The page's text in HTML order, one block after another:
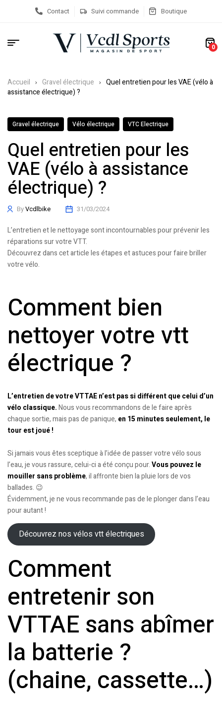
Contact Suivi commande Boutique
0
Accueil Gravel électrique
Quel entretien pour les VAE (vélo à
assistance électrique) ?
Gravel électrique Vélo électrique VTC Electrique
Quel entretien pour les
VAE (vélo à assistance
électrique) ?
ByVcdlbike 31/03/2024
L’entretien et le nettoyage sont incontournables pour prévenir les
réparations sur votre VTT.
Découvrez dans cet article les étapes et astuces pour faire briller
votre vélo.
Comment bien
nettoyer votre vtt
électrique ?
L’entretien de votre VTTAE n’est pas si différent que celui d’un
vélo classique.Nous vous recommandons de le faire après
chaque sortie, mais pas de panique, en 15 minutes seulement, le
tour est joué !
Si jamais vous êtes sceptique à l’idée de passer votre vélo sous
l’eau, je vous rassure, celui-ci a été conçu pour.Vous pouvez le
mouiller sans problème, il affronte bien la pluie lors de vos
ballades. 😉
Évidemment, je ne vous recommande pas de le plonger dans l’eau
pour autant !
Découvrez nos vélos vtt électriques
Comment
entretenir son
VTTAE sans abîmer
la batterie ?
(chaine, cassette…)